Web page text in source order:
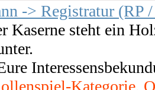
-> Registratur (RP
Kaserne steht ein
Kategorie,